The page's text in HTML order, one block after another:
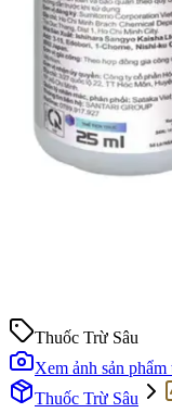
Thuốc Trừ Sâu
Xem ảnh sản phẩm
Thuốc Trừ Sâu